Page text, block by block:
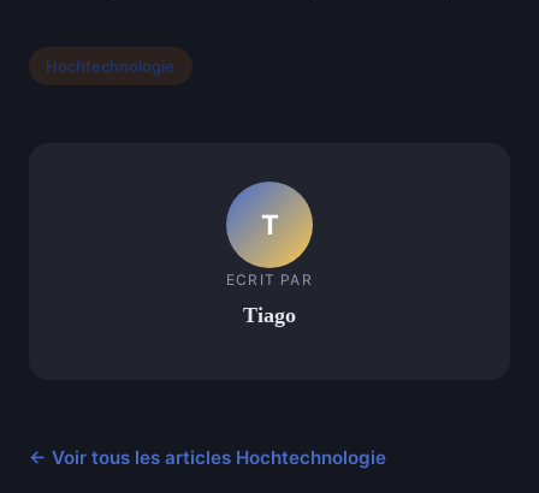
Hochtechnologie
T
ECRIT PAR
Tiago
← Voir tous les articles Hochtechnologie